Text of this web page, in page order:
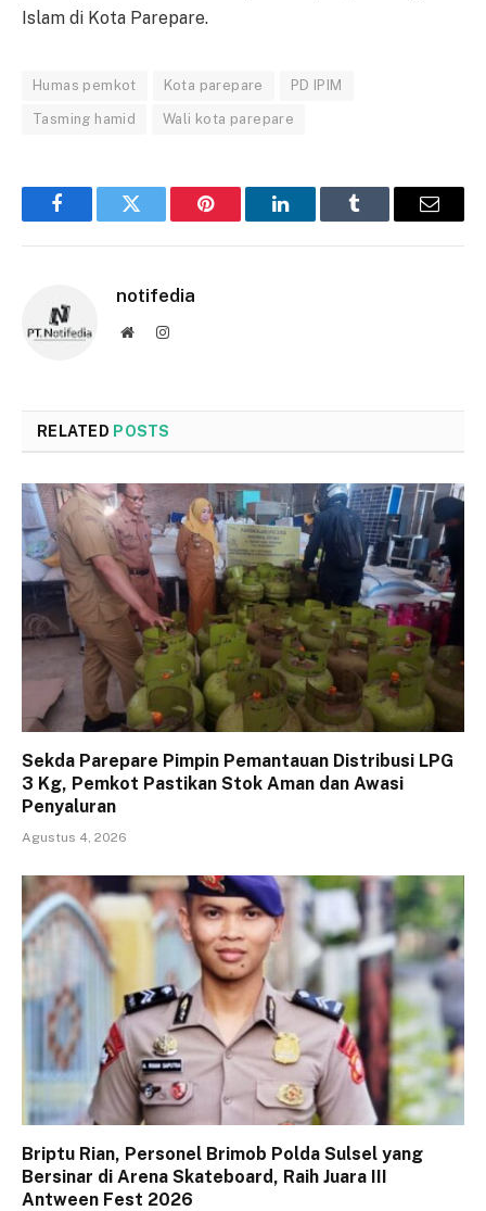
Islam di Kota Parepare.
Humas pemkot Kota parepare PD IPIM
Tasming hamid Wali kota parepare
FacebookTwitter Pinterest LinkedInTumblr Email
notifedia
WebsiteInstagram
RELATED POSTS
Sekda Parepare Pimpin Pemantauan Distribusi LPG
3 Kg, Pemkot Pastikan Stok Aman dan Awasi
Penyaluran
Agustus 4, 2026
Briptu Rian, Personel Brimob Polda Sulsel yang
Bersinar di Arena Skateboard, Raih Juara III
Antween Fest 2026